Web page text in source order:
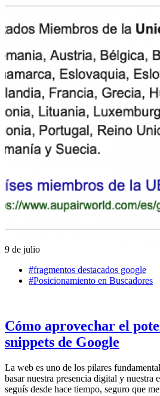
WhatsApp
9 de julio
#fragmentos destacados google
#Posicionamiento en Buscadores
Cómo aprovechar el
snippets de Google
La web es uno de los pilares
basar nuestra presencia digital y nuestra
seguís desde hace tiempo, seguro que